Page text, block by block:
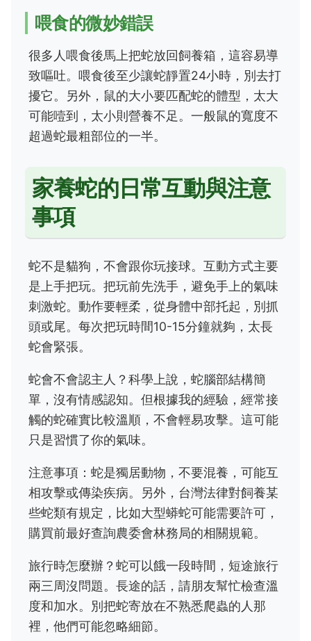
喂食的微妙錯誤
很多人喂食後馬上把蛇放回飼養箱，這容易導
致嘔吐。喂食後至少讓蛇靜置24小時，別去打
擾它。另外，鼠的大小要匹配蛇的體型，太大
可能噎到，太小則營養不足。一般鼠的寬度不
超過蛇最粗部位的一半。
家養蛇的日常互動與注意
事項
蛇不是貓狗，不會跟你玩接球。互動方式主要
是上手把玩。把玩前先洗手，避免手上的氣味
刺激蛇。動作要輕柔，從身體中部托起，別抓
頭或尾。每次把玩時間10-15分鐘就夠，太長
蛇會緊張。
蛇會不會認主人？科學上說，蛇腦部結構簡
單，沒有情感認知。但根據我的經驗，經常接
觸的蛇確實比較溫順，不會輕易攻擊。這可能
只是習慣了你的氣味。
注意事項：蛇是獨居動物，不要混養，可能互
相攻擊或傳染疾病。另外，台灣法律對飼養某
些蛇類有規定，比如大型蟒蛇可能需要許可，
購買前最好查詢農委會林務局的相關規範。
旅行時怎麼辦？蛇可以餓一段時間，短途旅行
兩三周沒問題。長途的話，請朋友幫忙檢查溫
度和加水。別把蛇寄放在不熟悉爬蟲的人那
裡，他們可能忽略細節。